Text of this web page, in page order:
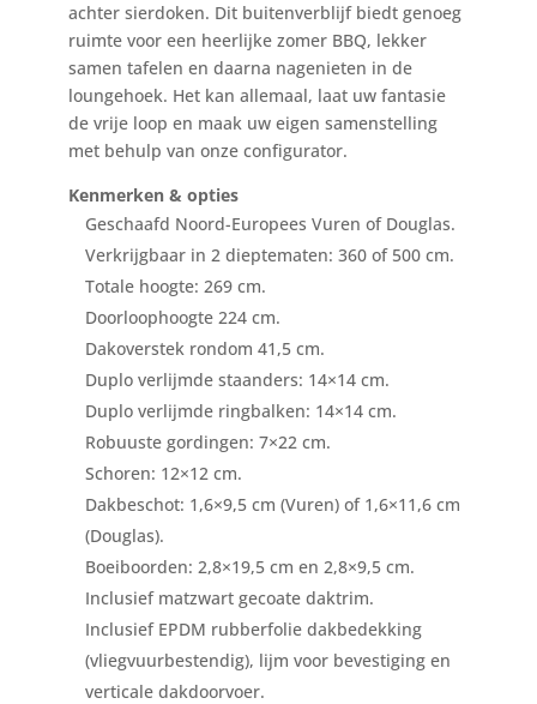
achter sierdoken. Dit buitenverblijf biedt genoeg
ruimte voor een heerlijke zomer BBQ, lekker
samen tafelen en daarna nagenieten in de
loungehoek. Het kan allemaal, laat uw fantasie
de vrije loop en maak uw eigen samenstelling
met behulp van onze configurator.
Kenmerken & opties
Geschaafd Noord-Europees Vuren of Douglas.
Verkrijgbaar in 2 dieptematen: 360 of 500 cm.
Totale hoogte: 269 cm.
Doorloophoogte 224 cm.
Dakoverstek rondom 41,5 cm.
Duplo verlijmde staanders: 14×14 cm.
Duplo verlijmde ringbalken: 14×14 cm.
Robuuste gordingen: 7×22 cm.
Schoren: 12×12 cm.
Dakbeschot: 1,6×9,5 cm (Vuren) of 1,6×11,6 cm
(Douglas).
Boeiboorden: 2,8×19,5 cm en 2,8×9,5 cm.
Inclusief matzwart gecoate daktrim.
Inclusief EPDM rubberfolie dakbedekking
(vliegvuurbestendig), lijm voor bevestiging en
verticale dakdoorvoer.